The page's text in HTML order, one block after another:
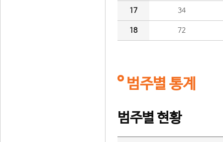
17 34
18 72
범주별 통계
범주별 현황